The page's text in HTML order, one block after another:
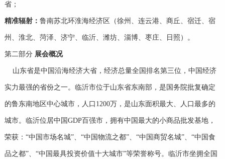
省；
精准辐射： 鲁南苏北环淮海经济区（徐州、连云港、商丘、宿迁、宿
州、淮北、菏泽、济宁、临沂、潍坊、淄博、枣庄、日照）。
第二部分 展会概况
山东省是中国沿海经济大省，经济总量全国排名第三位，中国经济
实力最强的省份之一。临沂市位于山东省东南部，是国务院批复确定
的鲁东南地区中心城市，人口1200万，是山东面积最大、人口最多的
城市。临沂位居中国GDP百强市，拥有中国最大的小商品批发基地，
荣获：“中国市场名城”、“中国物流之都”、“中国商贸名城”、“中国食
品之都”、“中国最具投资价值十大城市”等荣誉称号。临沂市坐拥全国